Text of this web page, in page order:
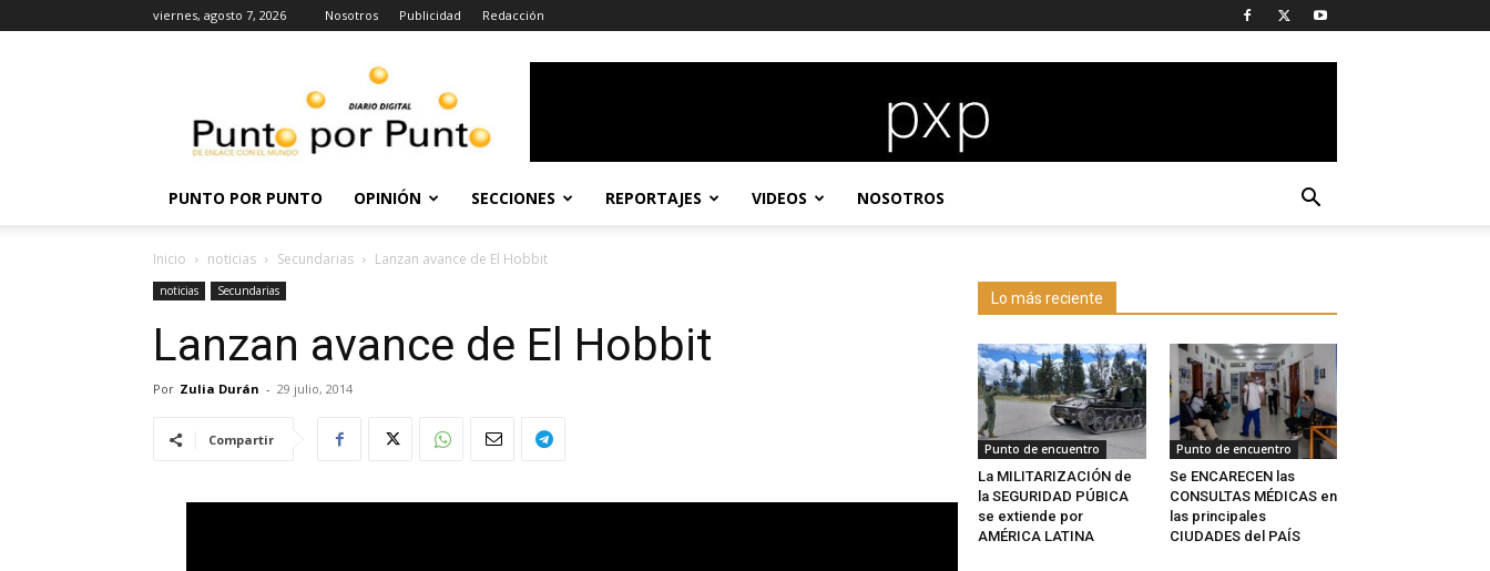
viernes, agosto 7, 2026 Nosotros Publicidad Redacción
Punto
PUNTO POR PUNTO OPINIÓN SECCIONES REPORTAJES VIDEOS NOSOTROS
Inicio noticias Secundarias Lanzan avance de El Hobbit
noticias Secundarias
Lanzan avance de El Hobbit
Por Zulia Durán - 29 julio, 2014
Compartir
Lo más reciente
Punto de encuentro
La MILITARIZACIÓN de
la SEGURIDAD PÚBICA
se extiende por
AMÉRICA LATINA
Punto de encuentro
Se ENCARECEN las
CONSULTAS MÉDICAS en
las principales
CIUDADES del PAÍS